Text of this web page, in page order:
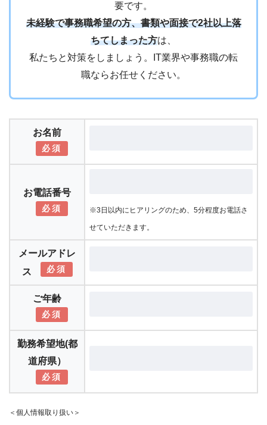
要です。
未経験で事務職希望の方、書類や面接で2社以上落
ちてしまった方は、
私たちと対策をしましょう。IT業界や事務職の転
職ならお任せください。
お名前
必須
お電話番号
必須 ※3日以内にヒアリングのため、5分程度お電話さ
せていただきます。
メールアドレ
ス
必須
ご年齢
必須
勤務希望地(都
道府県）
必須
＜個人情報取り扱い＞